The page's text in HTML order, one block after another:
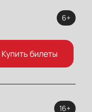
6+
Купить билеты
16+